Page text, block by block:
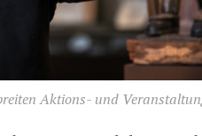
Aktions- und